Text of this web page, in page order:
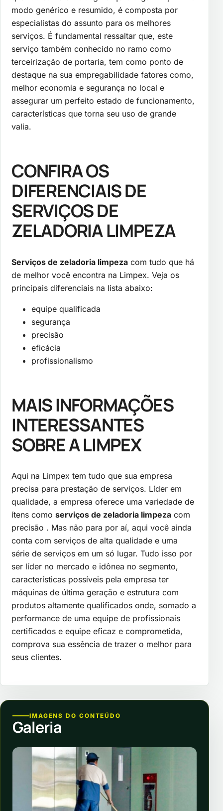
modo genérico e resumido, é composta por
especialistas do assunto para os melhores
serviços. É fundamental ressaltar que, este
serviço também conhecido no ramo como
terceirização de portaria, tem como ponto de
destaque na sua empregabilidade fatores como,
melhor economia e segurança no local e
assegurar um perfeito estado de funcionamento,
características que torna seu uso de grande
valia.
CONFIRA OS
DIFERENCIAIS DE
SERVIÇOS DE
ZELADORIA LIMPEZA
Serviços de zeladoria limpeza com tudo que há
de melhor você encontra na Limpex. Veja os
principais diferenciais na lista abaixo:
equipe qualificada
segurança
precisão
eficácia
profissionalismo
MAIS INFORMAÇÕES
INTERESSANTES
SOBRE A LIMPEX
Aqui na Limpex tem tudo que sua empresa
precisa para prestação de serviços. Líder em
qualidade, a empresa oferece uma variedade de
ítens como serviços de zeladoria limpeza com
precisão . Mas não para por aí, aqui você ainda
conta com serviços de alta qualidade e uma
série de serviços em um só lugar. Tudo isso por
ser líder no mercado e idônea no segmento,
características possíveis pela empresa ter
máquinas de última geração e estrutura com
produtos altamente qualificados onde, somado a
performance de uma equipe de profissionais
certificados e equipe eficaz e comprometida,
comprova sua essência de trazer o melhor para
seus clientes.
IMAGENS DO CONTEÚDO
Galeria